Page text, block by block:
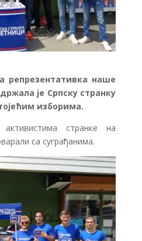
репрезентативка наше
је Српску странку
изборима.
странке на
са суграђанима.